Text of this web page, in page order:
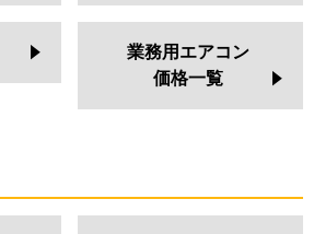
業務用エアコン
価格一覧